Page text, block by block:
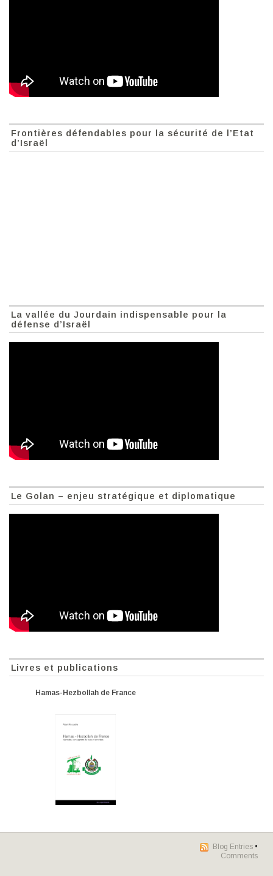
Frontières défendables pour la sécurité de l’Etat
d’Israël
La vallée du Jourdain indispensable pour la
défense d’Israël
Le Golan – enjeu stratégique et diplomatique
Livres et publications
Hamas-Hezbollah de France
Blog Entries •
Comments